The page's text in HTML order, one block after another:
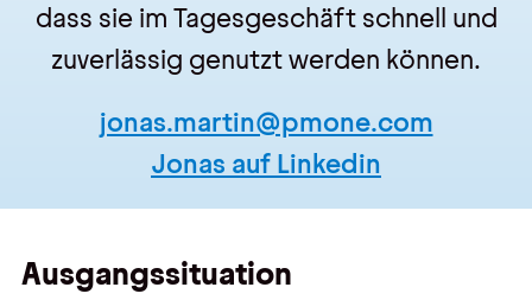
dass sie im Tagesgeschäft schnell und
zuverlässig genutzt werden können.
jonas.martin@pmone.com
Jonas auf Linkedin
Ausgangssituation